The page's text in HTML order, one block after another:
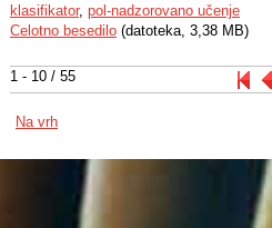
1 - 10 / 55
klasifikator, pol-nadzorovano učenje
Celotno besedilo (datoteka, 3,38 MB)
Na vrh